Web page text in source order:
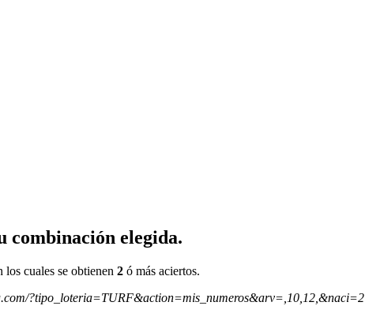
combinación elegida.
los cuales se obtienen 2 ó más aciertos.
?tipo_loteria=TURF&action=mis_numeros&arv=,10,12,&naci=2